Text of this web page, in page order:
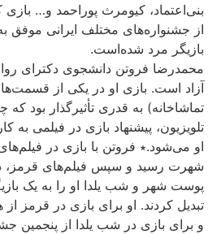
بنی‌اعتماد، کیومرث پوراحمد و…
از جشنواره‌های مختلف ایرانی موفق
بازیگر مرد شده‌است.
محمدرضا فروتن دانشجوی دکترای
آزاد است. بازی او در یکی از
تماشاخانه) به قدری تأثیرگذار بود که
تلویزیون، پیشنهاد بازی در فیلمی به
او می‌شود.∗ فروتن با بازی در
شهرت رسید و سپس فیلم‌های قرمز،
پوست شهر و شب یلدا او را به یک
تبدیل کردند. او برای بازی در قرمز
و برای بازی در شب یلدا از پنجمین